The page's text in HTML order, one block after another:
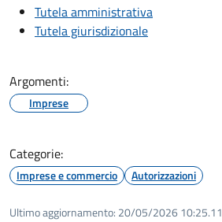
Tutela amministrativa
Tutela giurisdizionale
Argomenti:
Imprese
Categorie:
Imprese e commercio Autorizzazioni
Ultimo aggiornamento: 20/05/2026 10:25.11